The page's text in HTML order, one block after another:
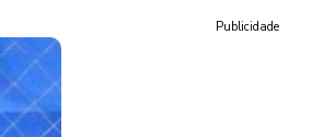
Publicidade